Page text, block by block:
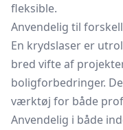
fleksible.
Anvendelig til
En krydslaser er
bred vifte af
boligforbedringer.
værktøj for både
Anvendelig i både